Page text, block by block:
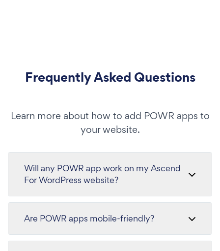
Frequently Asked Questions
Learn more about how to add POWR apps to
your website.
Will any POWR app work on my Ascend
For WordPress website?
Are POWR apps mobile-friendly?